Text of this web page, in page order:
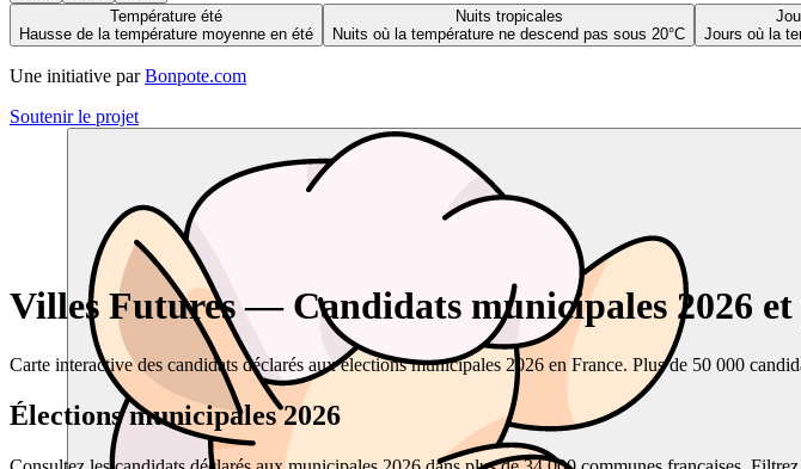
Température été
Hausse de la température moyenne en été
Nuits tropicales
Nuits où la température ne descend pas sous 20°C
Jours où la
Une initiative par Bonpote.com
Soutenir le projet
Villes Futures — Candidats municipales 2026
Carte interactive des candidats déclarés aux élections municipales 2026 en France. Plus de 50 000
Élections municipales 2026